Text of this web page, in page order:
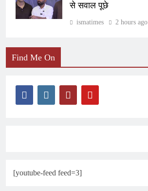
से सवाल पूछे
ismatimes 2 hours ago
Find Me On
[youtube-feed feed=3]